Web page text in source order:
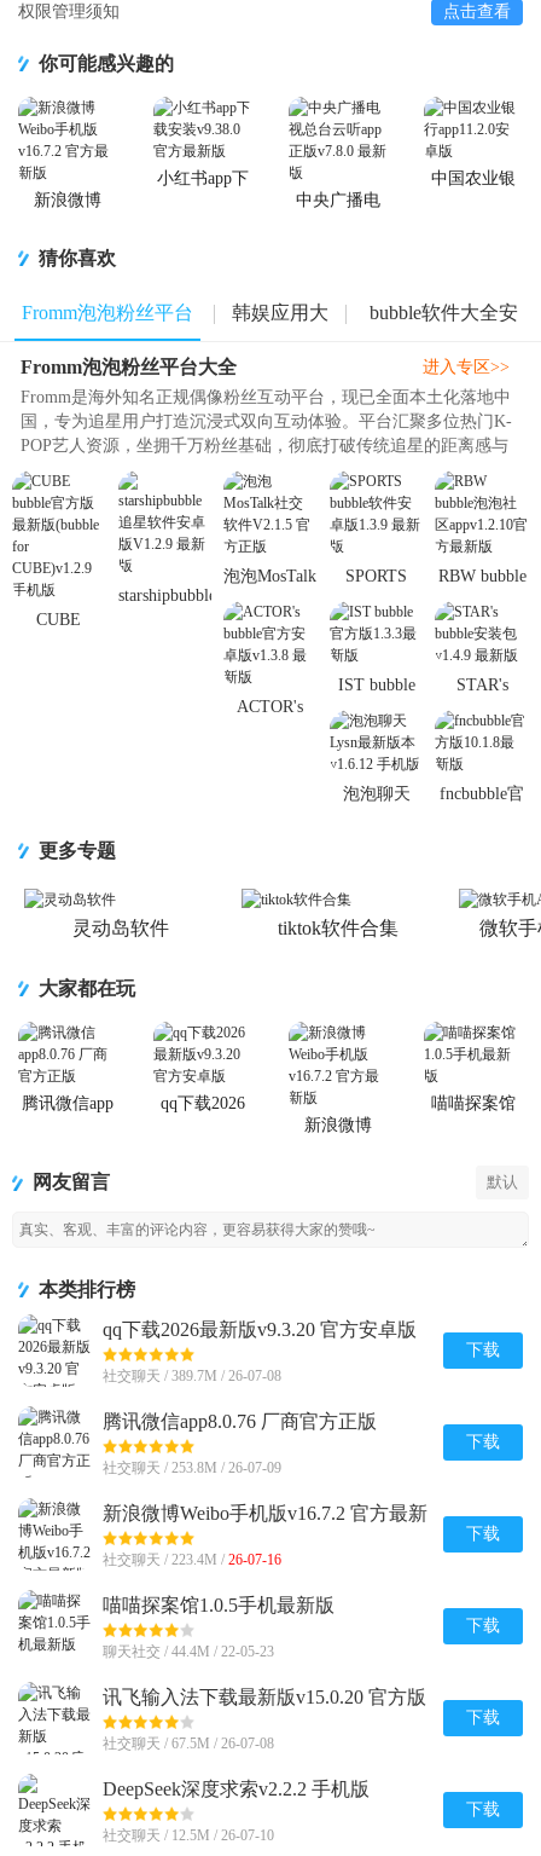
权限管理须知 点击查看
你可能感兴趣的
新浪微博
小红书app下
中央广播电
中国农业银
猜你喜欢
Fromm泡泡粉丝平台
大全
韩娱应用大 bubble软件大全安
卓版
Fromm泡泡粉丝平台大全
Fromm是海外知名正规偶像粉丝互动平台，现已全面本土化落地中
国，专为追星用户打造沉浸式双向互动体验。平台汇聚多位热门K-
POP艺人资源，坐拥千万粉丝基础，彻底打破传统追星的距离感与
地域语言壁垒。用户开通专属订..
进入专区>>
CUBE
starshipbubble
泡泡MosTalk
社交软件
V2.1.5 官方
正版
SPORTS
bubble软件
安卓版1.3.9
最新版
RBW bubble
泡泡社区
appv1.2.10官
方最新版
ACTOR's
IST bubble
官方版1.3.3
最新版
STAR's
bubble安装
包v1.4.9 最
泡泡聊天
fncbubble官
更多专题
灵动岛软件 tiktok软件合集 微软手
大家都在玩
腾讯微信app
qq下载2026
新浪微博
喵喵探案馆
网友留言 默认
本类排行榜
qq下载2026最新版v9.3.20 官方安卓版
社交聊天 / 389.7M / 26-07-08
下载
腾讯微信app8.0.76 厂商官方正版
社交聊天 / 253.8M / 26-07-09
下载
新浪微博Weibo手机版v16.7.2 官方最新
版
社交聊天 / 223.4M / 26-07-16
下载
喵喵探案馆1.0.5手机最新版
聊天社交 / 44.4M / 22-05-23
下载
讯飞输入法下载最新版v15.0.20 官方版
社交聊天 / 67.5M / 26-07-08
下载
DeepSeek深度求索v2.2.2 手机版
社交聊天 / 12.5M / 26-07-10
下载